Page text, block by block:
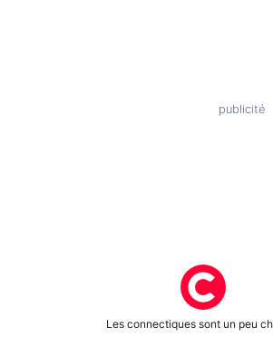
Les connectiques sont un peu